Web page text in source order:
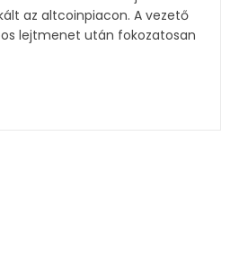
altcoinpiacon. A vezető
lejtmenet után fokozatosan